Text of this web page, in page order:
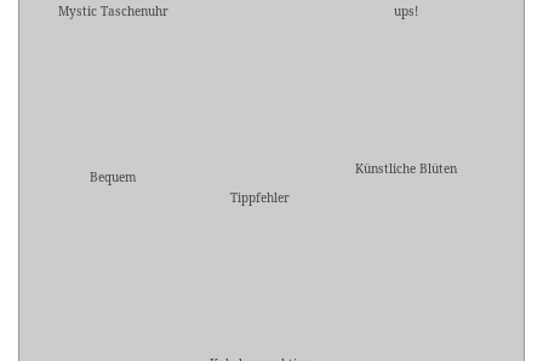
Mystic Taschenuhr
ups!
Bequem
Tippfehler
Künstliche Blüten